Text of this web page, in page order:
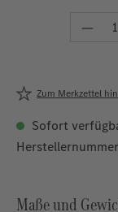
Zum Merkzettel
Sofort
Maße und